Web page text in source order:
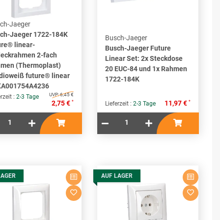
Jaeger
Jaeger 1722-184K
linear-
2-fach
(Thermoplast)
future® linear
: 2-3 Tage UVP:6,45 €
2,75 € *
Busch-Jaeger
Busch-Jaeger Future
Linear Set: 2x Steckdose
20 EUC-84 und 1x Rahmen
1722-184K
Lieferzeit : 2-3 Tage 11,97 € *
AUF LAGER